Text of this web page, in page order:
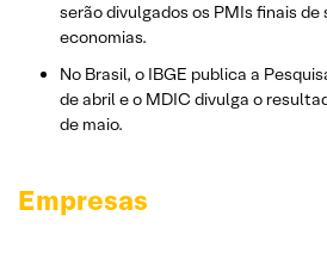
serão divulgados os PMIs finais de
economias.
No Brasil, o IBGE publica a
de abril e o MDIC divulga o
de maio.
Empresas